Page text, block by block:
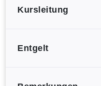
Kursleitung
Entgelt